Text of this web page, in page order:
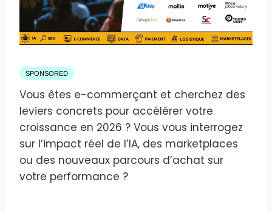
SPONSORED
Vous êtes e-commerçant et cherchez des
leviers concrets pour accélérer votre
croissance en 2026 ? Vous vous interrogez
sur l’impact réel de l’IA, des marketplaces
ou des nouveaux parcours d’achat sur
votre performance ?